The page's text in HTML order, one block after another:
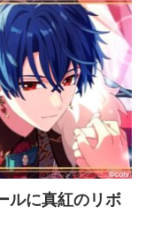
ルに真紅のリボ